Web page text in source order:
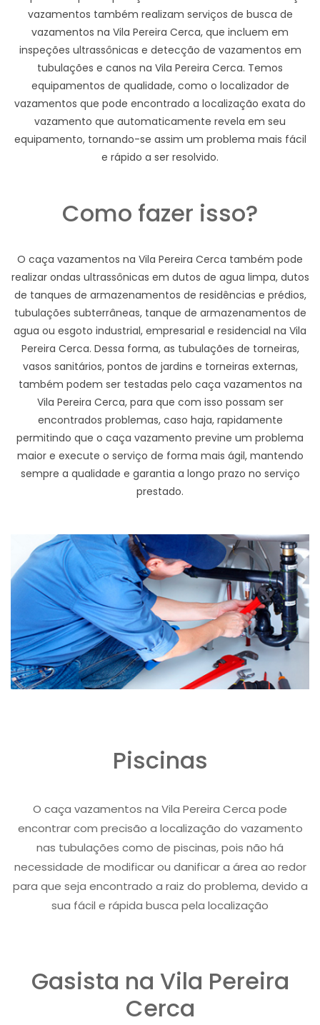
vazamentos também realizam serviços de busca de
vazamentos na Vila Pereira Cerca, que incluem em
inspeções ultrassônicas e detecção de vazamentos em
tubulações e canos na Vila Pereira Cerca. Temos
equipamentos de qualidade, como o localizador de
vazamentos que pode encontrado a localização exata do
vazamento que automaticamente revela em seu
equipamento, tornando-se assim um problema mais fácil
e rápido a ser resolvido.
Como fazer isso?
O caça vazamentos na Vila Pereira Cerca também pode
realizar ondas ultrassônicas em dutos de agua limpa, dutos
de tanques de armazenamentos de residências e prédios,
tubulações subterrâneas, tanque de armazenamentos de
agua ou esgoto industrial, empresarial e residencial na Vila
Pereira Cerca. Dessa forma, as tubulações de torneiras,
vasos sanitários, pontos de jardins e torneiras externas,
também podem ser testadas pelo caça vazamentos na
Vila Pereira Cerca, para que com isso possam ser
encontrados problemas, caso haja, rapidamente
permitindo que o caça vazamento previne um problema
maior e execute o serviço de forma mais ágil, mantendo
sempre a qualidade e garantia a longo prazo no serviço
prestado.
Piscinas
O caça vazamentos na Vila Pereira Cerca pode
encontrar com precisão a localização do vazamento
nas tubulações como de piscinas, pois não há
necessidade de modificar ou danificar a área ao redor
para que seja encontrado a raiz do problema, devido a
sua fácil e rápida busca pela localização
Gasista na Vila Pereira
Cerca